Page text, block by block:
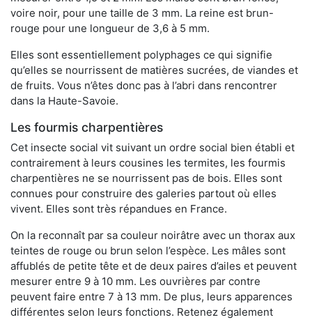
voire noir, pour une taille de 3 mm. La reine est brun-
rouge pour une longueur de 3,6 à 5 mm.
Elles sont essentiellement polyphages ce qui signifie
qu’elles se nourrissent de matières sucrées, de viandes et
de fruits. Vous n’êtes donc pas à l’abri dans rencontrer
dans la Haute-Savoie.
Les fourmis charpentières
Cet insecte social vit suivant un ordre social bien établi et
contrairement à leurs cousines les termites, les fourmis
charpentières ne se nourrissent pas de bois. Elles sont
connues pour construire des galeries partout où elles
vivent. Elles sont très répandues en France.
On la reconnaît par sa couleur noirâtre avec un thorax aux
teintes de rouge ou brun selon l’espèce. Les mâles sont
affublés de petite tête et de deux paires d’ailes et peuvent
mesurer entre 9 à 10 mm. Les ouvrières par contre
peuvent faire entre 7 à 13 mm. De plus, leurs apparences
différentes selon leurs fonctions. Retenez également